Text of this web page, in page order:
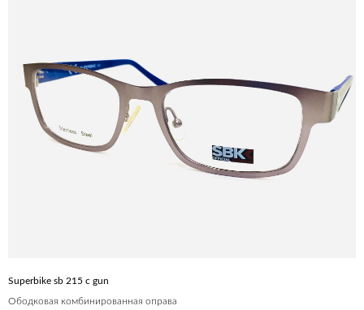
Superbike sb 215 c gun
Ободковая комбинированная оправа